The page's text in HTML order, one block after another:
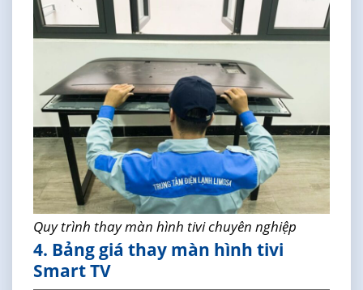
Quy trình thay màn hình tivi chuyên nghiệp
4. Bảng giá thay màn hình tivi
Smart TV